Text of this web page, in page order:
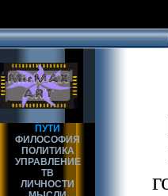
ПУТИ
ФИЛОСОФИЯ
ПОЛИТИКА
УПРАВЛЕНИЕ
ТВ
ЛИЧНОСТИ